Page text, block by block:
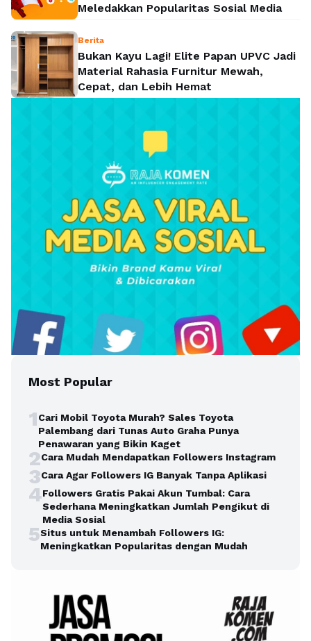
Meledakkan Popularitas Sosial Media
Berita
Bukan Kayu Lagi! Elite Papan UPVC Jadi
Material Rahasia Furnitur Mewah,
Cepat, dan Lebih Hemat
Most Popular
1Cari Mobil Toyota Murah? Sales Toyota
Palembang dari Tunas Auto Graha Punya
Penawaran yang Bikin Kaget
2Cara Mudah Mendapatkan Followers Instagram
3Cara Agar Followers IG Banyak Tanpa Aplikasi
4Followers Gratis Pakai Akun Tumbal: Cara
Sederhana Meningkatkan Jumlah Pengikut di
Media Sosial
5Situs untuk Menambah Followers IG:
Meningkatkan Popularitas dengan Mudah